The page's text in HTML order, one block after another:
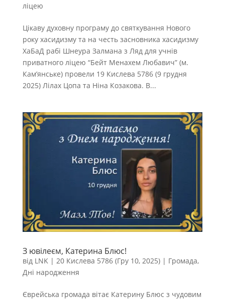
ліцею
Цікаву духовну програму до святкування Нового
року хасидизму та на честь засновника хасидизму
ХаБаД рабі Шнеура Залмана з Ляд для учнів
приватного ліцею “Бейт Менахем Любавич” (м.
Кам’янське) провели 19 Кислева 5786 (9 грудня
2025) Лілах Цопа та Ніна Козакова. В...
З ювілеєм, Катерина Блюс!
від LNK| 20 Кислева 5786 (Гру 10, 2025)| Громада,
Дні народження
Єврейська громада вітає Катерину Блюс з чудовим